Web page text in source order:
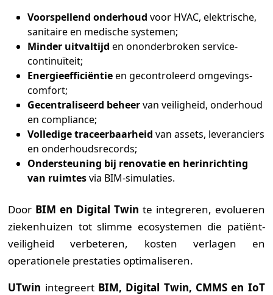
Voorspellend onderhoud voor HVAC, elektrische,
sanitaire en medische systemen;
Minder uitvaltijd en ononderbroken service­
continuïteit;
Energie­efficiëntieen gecontroleerd omgevings­
comfort;
Gecentraliseerd beheervan veiligheid, onderhoud
en compliance;
Volledige traceer­baarheid van assets, leveranciers
en onderhouds­records;
Ondersteuning bij renovatie en her­inrichting
van ruimtesvia BIM-simulaties.
Door BIM en Digital Twin te integreren, evolueren
ziekenhuizen tot slimme ecosystemen die patiënt­
veiligheid verbeteren, kosten verlagen en
operationele prestaties optimaliseren.
UTwin integreert BIM, Digital Twin, CMMS en IoT